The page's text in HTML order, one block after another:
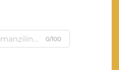
0/100